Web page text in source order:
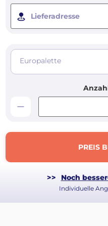
Lieferadresse
Europalette
PREIS
>> Noch
Individuelle